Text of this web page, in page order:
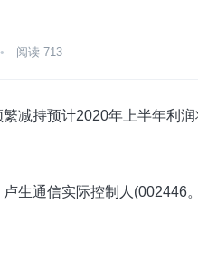
• 阅读 713
减持预计2020年上半年利
生通信实际控制人(002446